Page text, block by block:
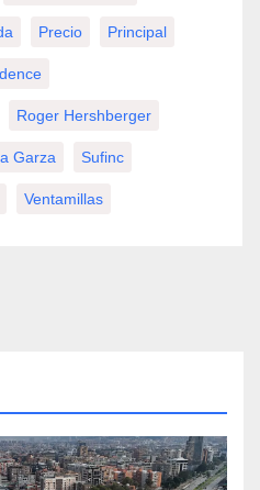
Precio Principal
Roger Hershberger
Garza Sufinc
Ventamillas